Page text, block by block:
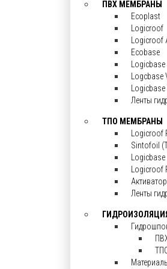
ПВХ МЕМБРАНЫ
Ecoplast
Logicroof
Logicroof
Ecobase
Logicbase
Logcbase
Ленты
ТПО МЕМБРАНЫ
Logicroof
Sintofoil
Logicbase
Logicroof
Ленты